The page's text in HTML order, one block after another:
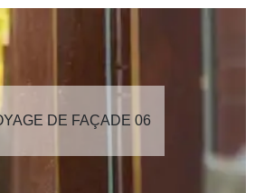
DE FAÇADE 06